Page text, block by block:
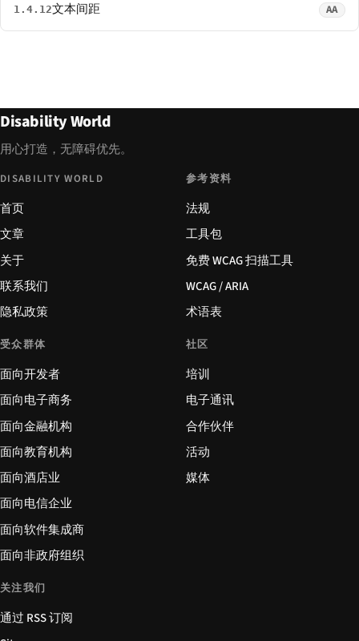
1.4.12文本间距 AA
Disability World
用心打造，无障碍优先。
DISABILITY WORLD
首页
文章
关于
联系我们
隐私政策
参考资料
法规
工具包
免费 WCAG 扫描工具
WCAG / ARIA
术语表
受众群体
面向开发者
面向电子商务
面向金融机构
面向教育机构
面向酒店业
面向电信企业
面向软件集成商
面向非政府组织
社区
培训
电子通讯
合作伙伴
活动
媒体
关注我们
通过 RSS 订阅